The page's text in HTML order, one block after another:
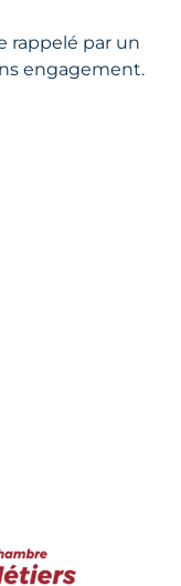
rappelé par un
engagement.